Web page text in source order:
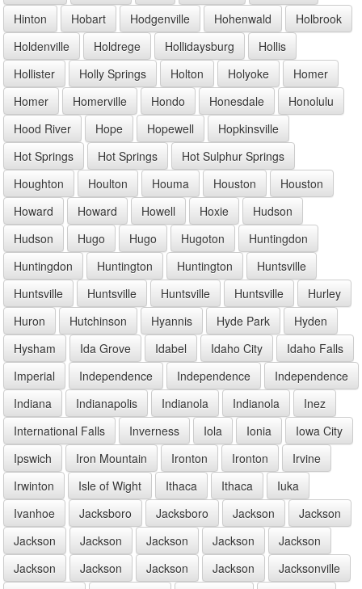
Hinton
Hobart Hodgenville Hohenwald
Holbrook
Holdenville
Holdrege Hollidaysburg
Hollis
Hollister
Holly Springs Holton Holyoke
Homer
Homer
Homerville Hondo Honesdale
Honolulu
Hood River
Hope Hopewell
Hopkinsville
Hot Springs
Hot Springs
Hot Sulphur Springs
Houghton
Houlton Houma Houston
Houston
Howard
Howard Howell Hoxie
Hudson
Hudson
Hugo Hugo Hugoton
Huntingdon
Huntingdon
Huntington Huntington
Huntsville
Huntsville
Huntsville Huntsville Huntsville
Hurley
Huron
Hutchinson Hyannis Hyde Park
Hyden
Hysham
Ida Grove Idabel Idaho City
Idaho Falls
Imperial
Independence Independence
Independence
Indiana
Indianapolis Indianola Indianola
Inez
International Falls
Inverness Iola Ionia
Iowa City
Ipswich
Iron Mountain Ironton Ironton
Irvine
Irwinton
Isle of Wight Ithaca Ithaca
Iuka
Ivanhoe
Jacksboro Jacksboro Jackson
Jackson
Jackson
Jackson Jackson Jackson
Jackson
Jackson
Jackson Jackson Jackson
Jacksonville